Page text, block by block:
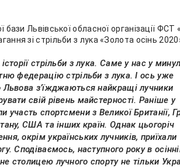
бази Львівської обласної організації
зі стрільби з лука «Золота осінь
стрільби з лука. Саме у нас у
федерацію стрільби з лука. І ось уже
Львова з’їжджаються найкращі лучники
свій рівень майстерності. Раніше у
участь спортсмени з Великої Британії,
США та інших країн. Однак цьогоріч
окрім українських лучників, приїхали
Сподіваємось, наступного року в
столицею лучного спорту не тільки